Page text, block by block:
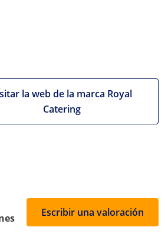
la web de la marca Royal
Catering
Escribir una valoración